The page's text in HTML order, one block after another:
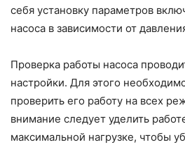
себя установку параметров
насоса в зависимости от
Проверка работы насоса
настройки. Для этого
проверить его работу на всех
внимание следует уделить
максимальной нагрузке, чтобы